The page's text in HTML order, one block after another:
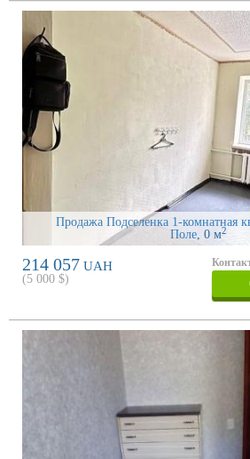
Продажа Подселенка 1-комнатная
Поле , 0 м2
214 057 UAH
(5 000 $)